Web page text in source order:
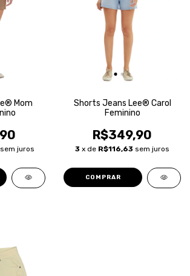
Mom
sem juros
Shorts Jeans Lee® Carol
Feminino
R$349,90
3 x de R$116,63 sem juros
COMPRAR